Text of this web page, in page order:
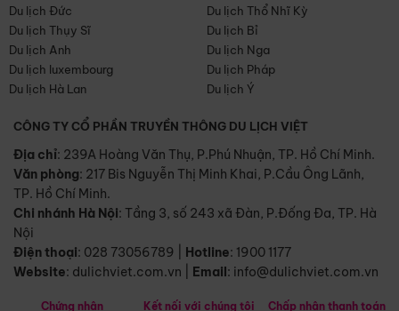
Du lịch Đức
Du lịch Thổ Nhĩ Kỳ
Du lịch Thụy Sĩ
Du lịch Bỉ
Du lịch Anh
Du lịch Nga
Du lịch luxembourg
Du lịch Pháp
Du lịch Hà Lan
Du lịch Ý
CÔNG TY CỔ PHẦN TRUYỀN THÔNG DU LỊCH VIỆT
Địa chỉ: 239A Hoàng Văn Thụ, P.Phú Nhuận, TP. Hồ Chí Minh.
Văn phòng: 217 Bis Nguyễn Thị Minh Khai, P.Cầu Ông Lãnh,
TP. Hồ Chí Minh.
Chi nhánh Hà Nội: Tầng 3, số 243 xã Đàn, P.Đống Đa, TP. Hà
Nội
Điện thoại: 028 73056789 Hotline: 1900 1177
Website: dulichviet.com.vn Email: info@dulichviet.com.vn
Chứng nhận Kết nối với chúng tôi Chấp nhận thanh toán